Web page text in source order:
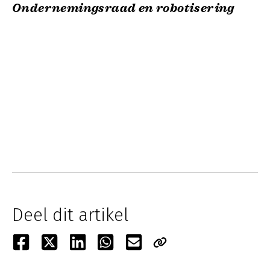
Ondernemingsraad en robotisering
Deel dit artikel